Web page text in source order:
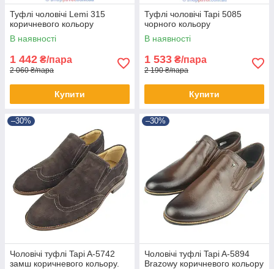
Туфлі чоловічі Lemi 315
коричневого кольору
В наявності
1 442 ₴/пара
2 060 ₴/пара
Купити
Туфлі чоловічі Tapi 5085
чорного кольору
В наявності
1 533 ₴/пара
2 190 ₴/пара
Купити
–30%
Чоловічі туфлі Tapi A-5742
замш коричневого кольору.
–30%
Чоловічі туфлі Tapi A-5894
Brazowy коричневого кольору